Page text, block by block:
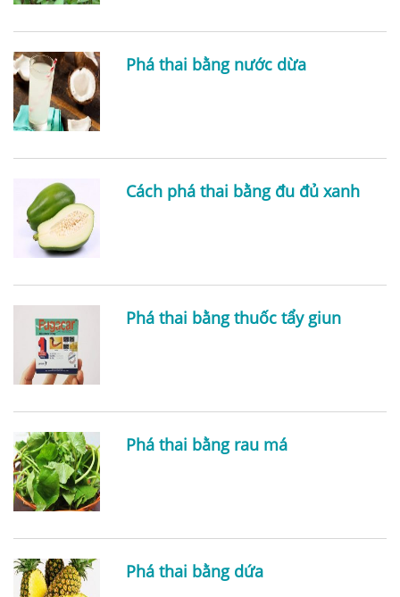
Phá thai bằng nước dừa
Cách phá thai bằng đu đủ xanh
Phá thai bằng thuốc tẩy giun
Phá thai bằng rau má
Phá thai bằng dứa